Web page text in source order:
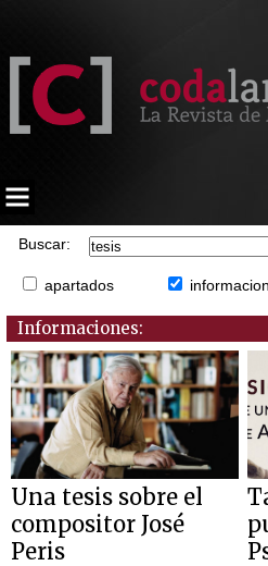
Buscar:
apartados
Informaciones:
Una tesis sobre el
compositor José
Peris